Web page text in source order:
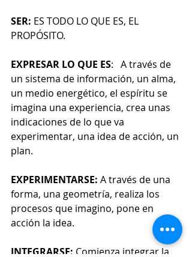
SER: ES TODO LO QUE ES, EL
PROPÓSITO.
EXPRESAR LO QUE ES:   A través de
un sistema de información, un alma,
un medio energético, el espíritu se
imagina una experiencia, crea unas
indicaciones de lo que va
experimentar, una idea de acción, un
plan.
EXPERIMENTARSE: A través de una
forma, una geometría, realiza los
procesos que imagino, pone en
acción la idea.
INTEGRARSE: Comienza integrar la